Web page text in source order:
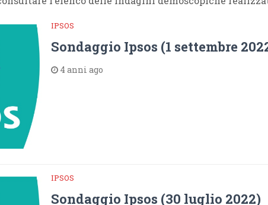
IPSOS
Sondaggio Ipsos (1 settembre
4 anni ago
IPSOS
Sondaggio Ipsos (30 luglio 2022)